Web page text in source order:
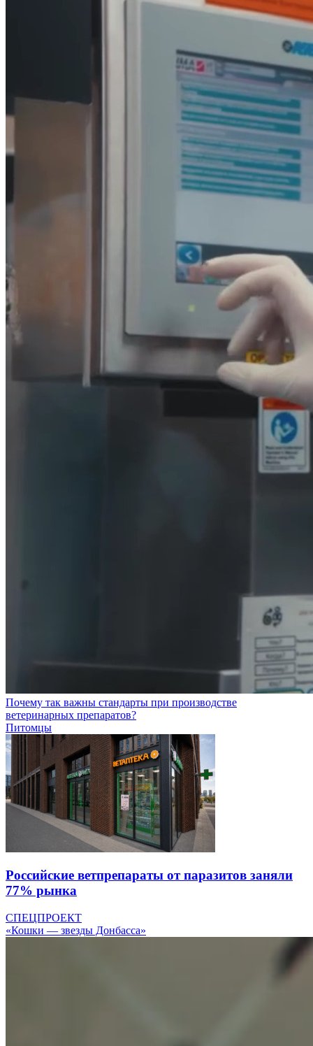
Почему так важны стандарты при производстве
ветеринарных препаратов?
Питомцы
Российские ветпрепараты от паразитов заняли
77% рынка
СПЕЦПРОЕКТ
«Кошки — звезды Донбасса»